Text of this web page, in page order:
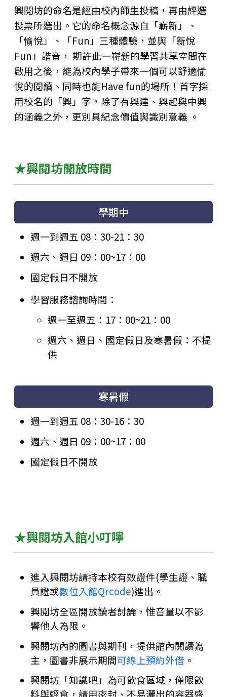
興閱坊的命名是經由校內師生投稿，再由評選
投票所選出。它的命名概念源自「嶄新」、
「愉悅」、「Fun」三種體驗，並與「新悅
Fun」諧音， 期許此一嶄新的學習共享空間在
啟用之後，能為校內學子帶來一個可以舒適愉
悅的閱讀、同時也能Have fun的場所！首字採
用校名的「興」字，除了有興建、興起與中興
的涵義之外，更別具紀念價值與識別意義 。
★興閱坊開放時間
學期中
週一到週五 08：30-21：30
週六、週日 09：00~17：00
國定假日不開放
學習服務諮詢時間：
週一至週五：17：00~21：00
週六、週日、國定假日及寒暑假：不提
供
寒暑假
週一到週五 08：30-16：30
週六、週日 09：00~17：00
國定假日不開放
★興閱坊入館小叮嚀
進入興閱坊請持本校有效證件(學生證、職
員證或數位入館Qrcode)進出。
興閱坊全區開放讀者討論，惟音量以不影
響他人為限。
興閱坊內的圖書與期刊，提供館內閱讀為
主，圖書非展示期間可線上預約外借 。
興閱坊「知識吧」為可飲食區域，僅限飲
料與輕食， 請用密封、不易灑出的容器盛